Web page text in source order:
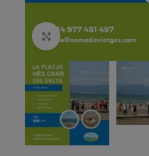
Amplía la imagen